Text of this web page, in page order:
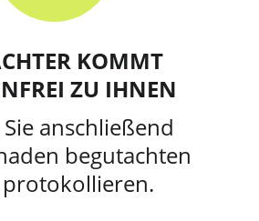
KOMMT
ZU IHNEN
Sie anschließend
begutachten